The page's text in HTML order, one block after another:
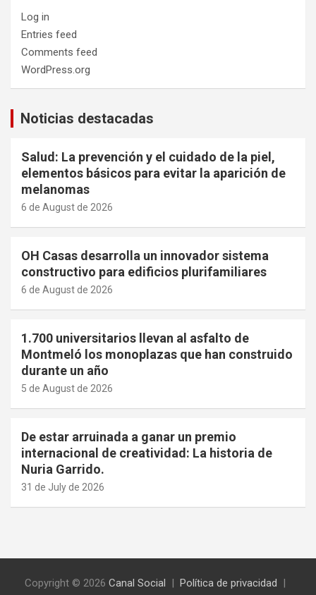
Log in
Entries feed
Comments feed
WordPress.org
Noticias destacadas
Salud: La prevención y el cuidado de la piel,
elementos básicos para evitar la aparición de
melanomas
6 de August de 2026
OH Casas desarrolla un innovador sistema
constructivo para edificios plurifamiliares
6 de August de 2026
1.700 universitarios llevan al asfalto de
Montmeló los monoplazas que han construido
durante un año
5 de August de 2026
De estar arruinada a ganar un premio
internacional de creatividad: La historia de
Nuria Garrido.
31 de July de 2026
Copyright © 2026 Canal Social Política de privacidad